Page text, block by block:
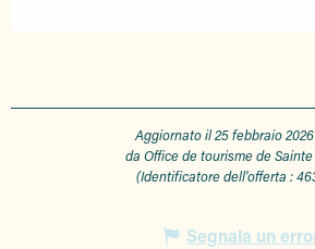
Aggiornato il 25 febbraio 2026
da Office de tourisme de
(Identificatore dell'offerta :
Segnala un